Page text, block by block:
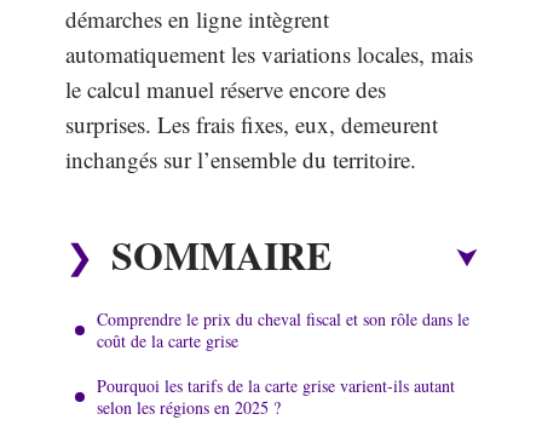
démarches en ligne intègrent
automatiquement les variations locales, mais
le calcul manuel réserve encore des
surprises. Les frais fixes, eux, demeurent
inchangés sur l’ensemble du territoire.
SOMMAIRE
Comprendre le prix du cheval fiscal et son rôle dans le
coût de la carte grise
Pourquoi les tarifs de la carte grise varient-ils autant
selon les régions en 2025 ?